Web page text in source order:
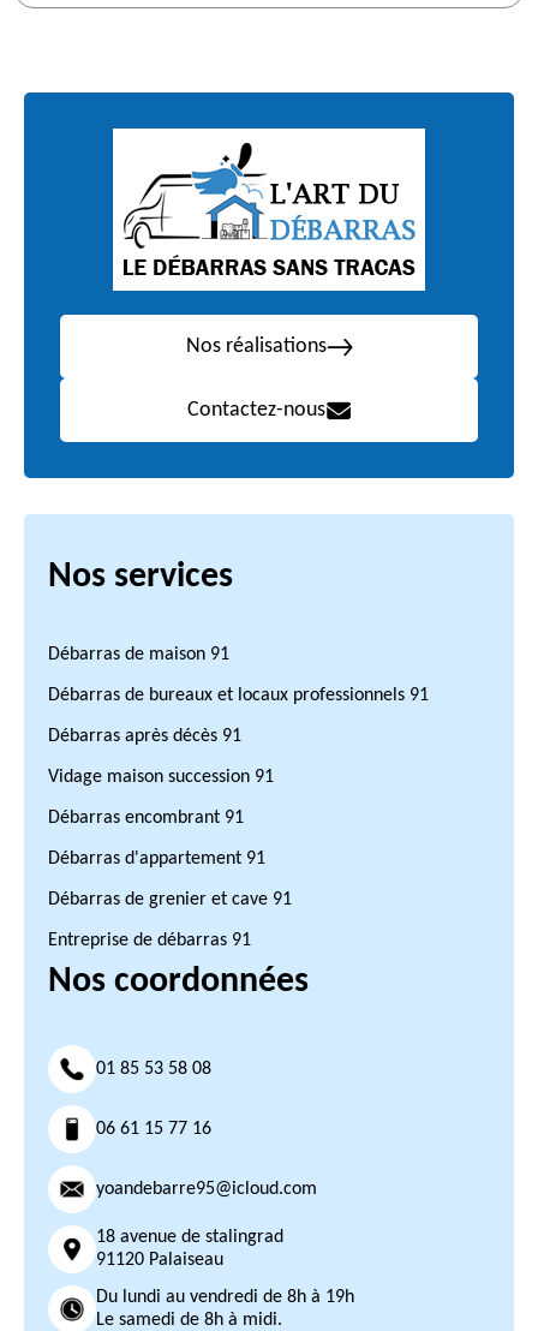
Nos réalisations
Contactez-nous
Nos services
Débarras de maison 91
Débarras de bureaux et locaux professionnels 91
Débarras après décès 91
Vidage maison succession 91
Débarras encombrant 91
Débarras d'appartement 91
Débarras de grenier et cave 91
Entreprise de débarras 91
Nos coordonnées
01 85 53 58 08
06 61 15 77 16
yoandebarre95@icloud.com
18 avenue de stalingrad
91120 Palaiseau
Du lundi au vendredi de 8h à 19h
Le samedi de 8h à midi.